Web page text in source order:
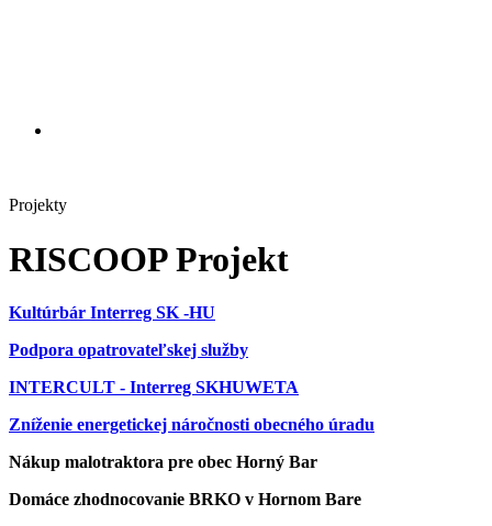
Projekty
RISCOOP Projekt
Kultúrbár Interreg SK -HU
Podpora opatrovateľskej služby
INTERCULT - Interreg SKHUWETA
Zníženie energetickej náročnosti obecného úradu
Nákup malotraktora pre obec Horný Bar
Domáce zhodnocovanie BRKO v Hornom Bare